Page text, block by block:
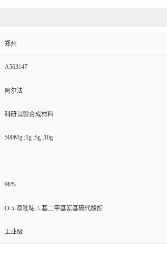
郑州
A563147
阿尔法
科研试验合成材料
500Mg ;1g ;5g ;10g
98%
O-5-溴吡啶-3-基二甲基氨基硫代酸酯
工业级